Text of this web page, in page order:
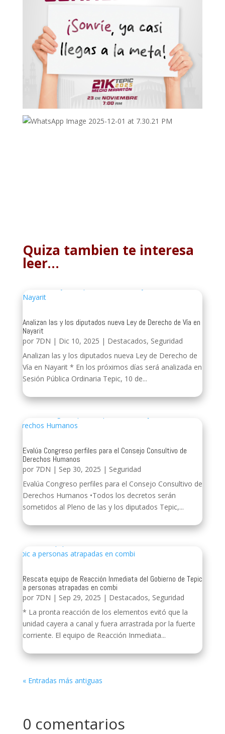
Quiza tambien te interesa
leer…
Analizan las y los diputados nueva Ley de Derecho de Vía en
Nayarit
por 7DN | Dic 10, 2025 | Destacados, Seguridad
Analizan las y los diputados nueva Ley de Derecho de
Vía en Nayarit * En los próximos días será analizada en
Sesión Pública Ordinaria Tepic, 10 de...
Evalúa Congreso perfiles para el Consejo Consultivo de
Derechos Humanos
por 7DN | Sep 30, 2025 | Seguridad
Evalúa Congreso perfiles para el Consejo Consultivo de
Derechos Humanos •Todos los decretos serán
sometidos al Pleno de las y los diputados Tepic,...
Rescata equipo de Reacción Inmediata del Gobierno de Tepic
a personas atrapadas en combi
por 7DN | Sep 29, 2025 | Destacados, Seguridad
* La pronta reacción de los elementos evitó que la
unidad cayera a canal y fuera arrastrada por la fuerte
corriente. El equipo de Reacción Inmediata...
« Entradas más antiguas
0 comentarios